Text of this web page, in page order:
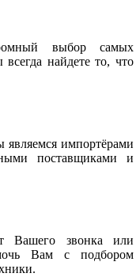
выбор самых
найдете то, что
импортёрами
поставщиками и
Вашего звонка или
Вам с подбором